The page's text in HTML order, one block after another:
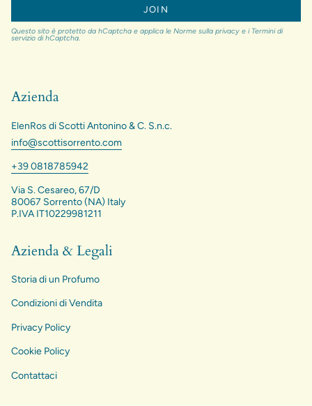
JOIN
Questo sito è protetto da hCaptcha e applica le Norme sulla privacy e i Termini di
servizio di hCaptcha.
Azienda
ElenRos di Scotti Antonino & C. S.n.c.
info@scottisorrento.com
+39 0818785942
Via S. Cesareo, 67/D
80067 Sorrento (NA) Italy
P.IVA IT10229981211
Azienda & Legali
Storia di un Profumo
Condizioni di Vendita
Privacy Policy
Cookie Policy
Contattaci